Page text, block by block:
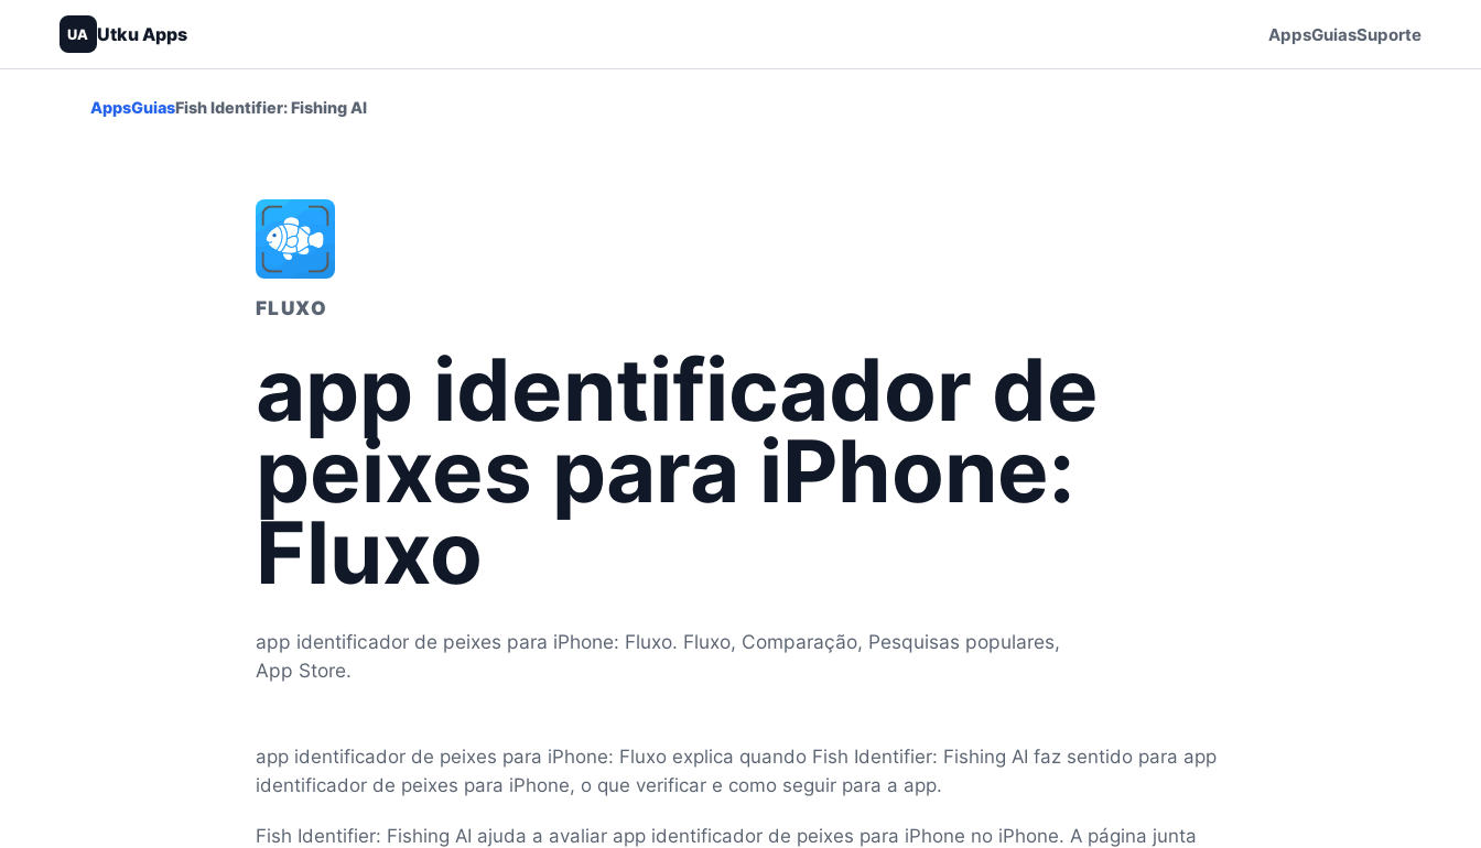
UA Utku Apps AppsGuiasSuporte
AppsGuiasFish Identifier: Fishing AI
FLUXO
app identificador de
peixes para iPhone:
Fluxo
app identificador de peixes para iPhone: Fluxo. Fluxo, Comparação, Pesquisas populares,
App Store.
app identificador de peixes para iPhone: Fluxo explica quando Fish Identifier: Fishing AI faz sentido para app
identificador de peixes para iPhone, o que verificar e como seguir para a app.
Fish Identifier: Fishing AI ajuda a avaliar app identificador de peixes para iPhone no iPhone. A página junta